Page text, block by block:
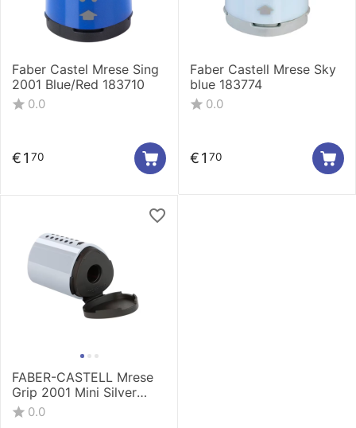
Faber Castel Mrese Sing
2001 Blue/Red 183710
0.0
€1 70
Faber Castell Mrese Sky
blue 183774
0.0
€1 70
FABER-CASTELL Mrese
Grip 2001 Mini Silver
183700
0.0